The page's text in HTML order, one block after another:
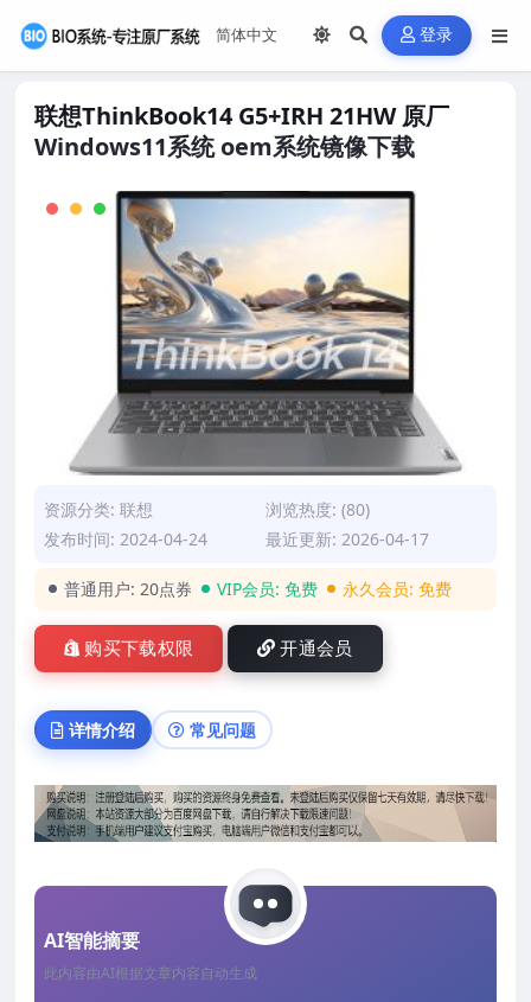
登录
联想ThinkBook14 G5+IRH 21HW 原厂
Windows11系统 oem系统镜像下载
资源分类: 联想
浏览热度: (80)
发布时间: 2024-04-24
最近更新: 2026-04-17
普通用户: 20点券 VIP会员: 免费 永久会员: 免费
购买下载权限 开通会员
详情介绍 常见问题
AI智能摘要
此内容由AI根据文章内容自动生成